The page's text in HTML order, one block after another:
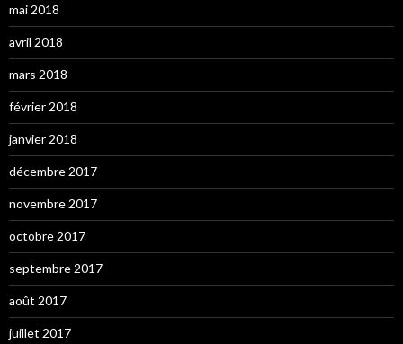
mai 2018
avril 2018
mars 2018
février 2018
janvier 2018
décembre 2017
novembre 2017
octobre 2017
septembre 2017
août 2017
juillet 2017